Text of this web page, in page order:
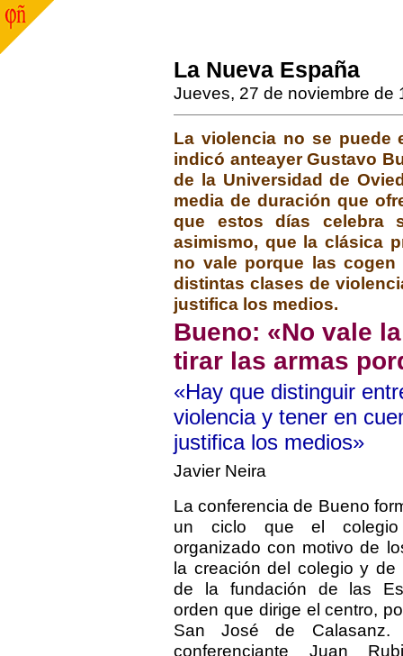
La Nueva España
Jueves, 27 de noviembre de
La violencia no se puede
indicó anteayer Gustavo
de la Universidad de
media de duración que
que estos días celebra
asimismo, que la clásica
no vale porque las
distintas clases de
justifica los medios.
Bueno: «No vale
tirar las armas
«Hay que distinguir
violencia y tener en
justifica los medios»
Javier Neira
La conferencia de Bueno
un ciclo que el
organizado con motivo de
la creación del colegio y de
de la fundación de las
orden que dirige el centro,
San José de Calasanz.
conferenciante Juan